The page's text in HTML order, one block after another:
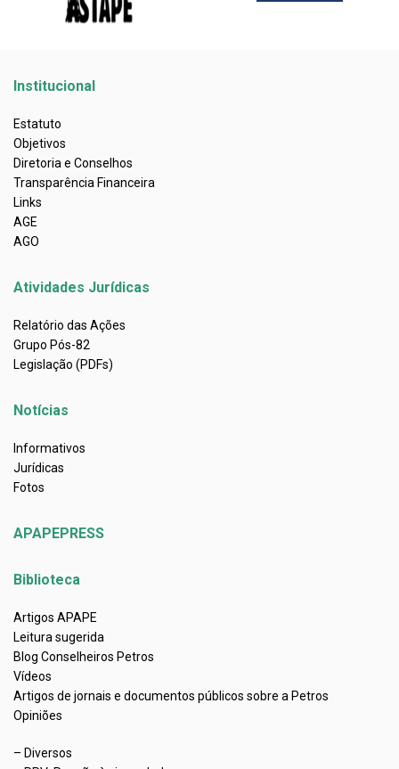
Institucional
Estatuto
Objetivos
Diretoria e Conselhos
Transparência Financeira
Links
AGE
AGO
Atividades Jurídicas
Relatório das Ações
Grupo Pós-82
Legislação (PDFs)
Notícias
Informativos
Jurídicas
Fotos
APAPEPRESS
Biblioteca
Artigos APAPE
Leitura sugerida
Blog Conselheiros Petros
Vídeos
Artigos de jornais e documentos públicos sobre a Petros
Opiniões
– Diversos